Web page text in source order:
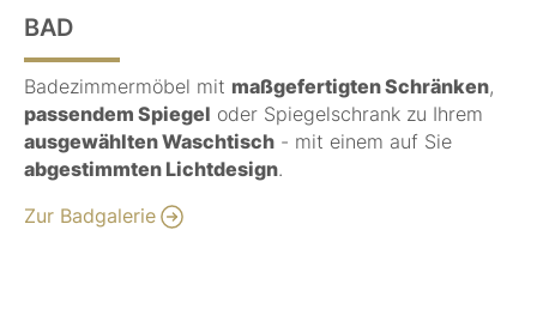
BAD
Badezimmermöbel mit maßgefertigten Schränken,
passendem Spiegel oder Spiegelschrank zu Ihrem
ausgewählten Waschtisch- mit einem auf Sie
abgestimmten Lichtdesign.
Zur Badgalerie